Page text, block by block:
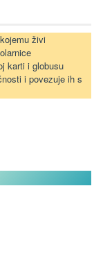
živi
karti i globusu
i povezuje ih s